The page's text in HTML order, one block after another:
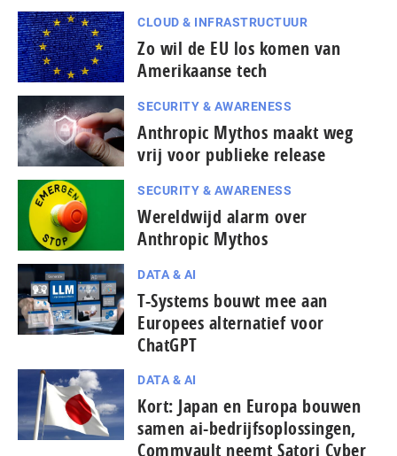
CLOUD & INFRASTRUCTUUR
Zo wil de EU los komen van
Amerikaanse tech
SECURITY & AWARENESS
Anthropic Mythos maakt weg
vrij voor publieke release
SECURITY & AWARENESS
Wereldwijd alarm over
Anthropic Mythos
DATA & AI
T-Systems bouwt mee aan
Europees alternatief voor
ChatGPT
DATA & AI
Kort: Japan en Europa bouwen
samen ai-bedrijfsoplossingen,
Commvault neemt Satori Cyber